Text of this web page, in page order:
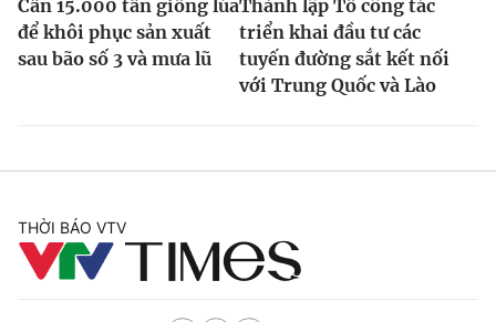
Cần 15.000 tấn giống lúa
để khôi phục sản xuất
sau bão số 3 và mưa lũ
Thành lập Tổ công tác
triển khai đầu tư các
tuyến đường sắt kết nối
với Trung Quốc và Lào
THỜI BÁO VTV